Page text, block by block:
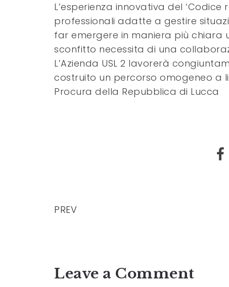
L’esperienza innovativa del
professionali adatte a gestire
far emergere in maniera più chiara
sconfitto necessita di una
L’Azienda USL 2 lavorerà
costruito un percorso omogeneo a
Procura della Repubblica di Lucca
PREV
Leave a Comment